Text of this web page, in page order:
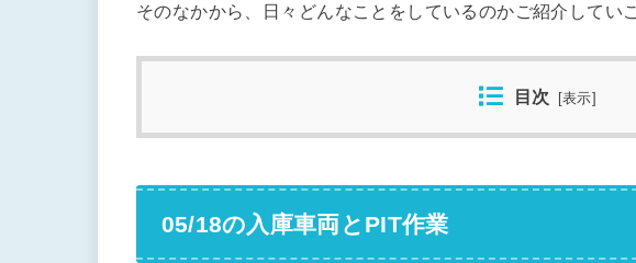
そのなかから、日々どんなことをしているのかご紹介してい
目次 [表示
05/18の入庫車両とPIT作業